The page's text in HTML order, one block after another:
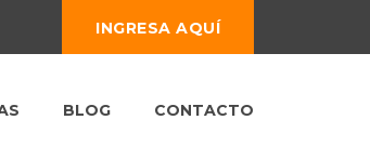
INGRESA AQUÍ
BLOG CONTACTO